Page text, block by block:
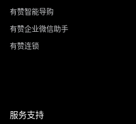
有赞智能导购
有赞企业微信助手
有赞连锁
服务支持